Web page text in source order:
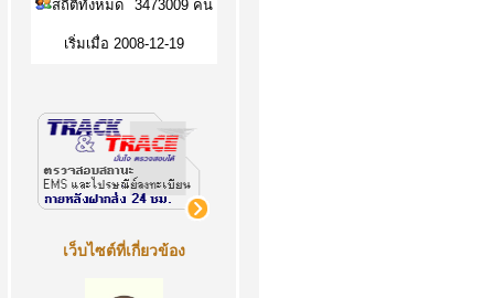
สถิติทั้งหมด
3473009 คน
เริ่มเมื่อ 2008-12-19
เว็บไซต์ที่เกี่ยวข้อง